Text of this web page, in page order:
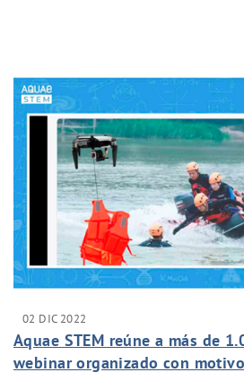
02 DIC 2022
Aquae STEM reúne a más de
webinar organizado con